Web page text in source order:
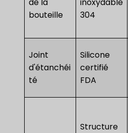
bouteille
304
Joint
d'étanchéi
té
Silicone
certifié
FDA
Structure